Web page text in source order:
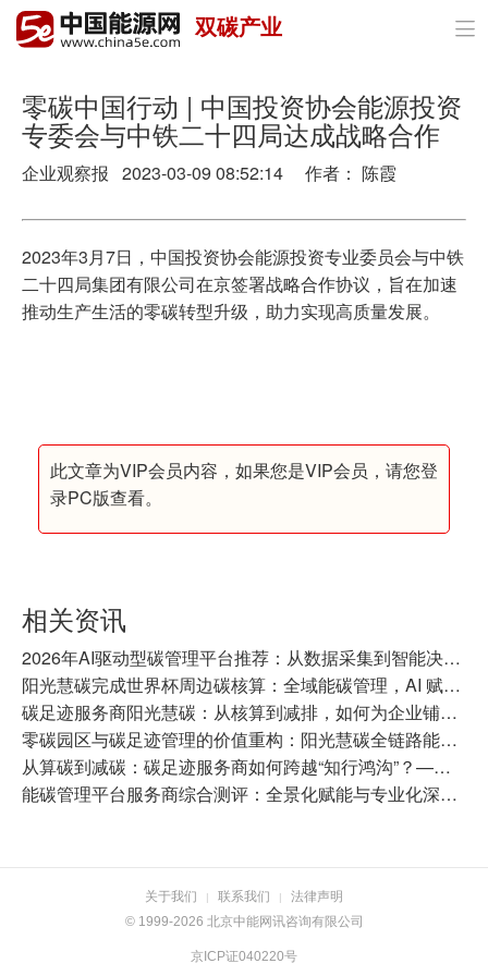
首页
政策与经济
油气
电力
新能源
双碳产业 
零碳中国行动 | 中国投资协会能源投资
专委会与中铁二十四局达成战略合作
企业观察报 2023-03-09 08:52:14 作者： 陈霞
2023年3月7日，中国投资协会能源投资专业委员会与中铁
二十四局集团有限公司在京签署战略合作协议，旨在加速
推动生产生活的零碳转型升级，助力实现高质量发展。
此文章为VIP会员内容，如果您是VIP会员，请您登
录PC版查看。
相关资讯
2026年AI驱动型碳管理平台推荐：从数据采集到智能决策的全链路产品对比
阳光慧碳完成世界杯周边碳核算：全域能碳管理，AI 赋能产业绿色升级
碳足迹服务商阳光慧碳：从核算到减排，如何为企业铺设碳关税“绿色通道”
零碳园区与碳足迹管理的价值重构：阳光慧碳全链路能碳平台实践
从算碳到减碳：碳足迹服务商如何跨越“知行鸿沟”？——阳光慧碳的全链路实践
能碳管理平台服务商综合测评：全景化赋能与专业化深耕，谁是企业绿色转型的最优解？
关于我们 | 联系我们 |
法律声明
© 1999-2026 北京中能网讯咨询有限公司
京ICP证040220号